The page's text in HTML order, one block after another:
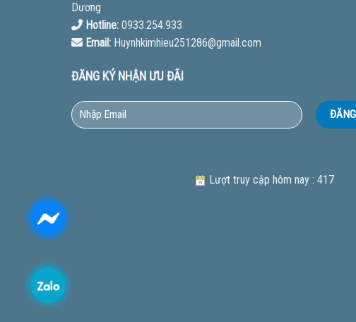
Dương
Hotline:0933.254.933
Email:Huynhkimhieu251286@gmail.com
ĐĂNG KÝ NHẬN ƯU ĐÃI
Lượt truy cập hôm nay : 417